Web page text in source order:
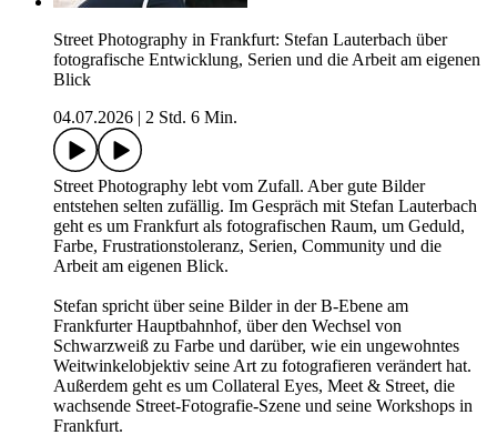
Street Photography in Frankfurt: Stefan Lauterbach über
fotografische Entwicklung, Serien und die Arbeit am eigenen
Blick
04.07.2026
2 Std. 6 Min.
Street Photography lebt vom Zufall. Aber gute Bilder
entstehen selten zufällig. Im Gespräch mit Stefan Lauterbach
geht es um Frankfurt als fotografischen Raum, um Geduld,
Farbe, Frustrationstoleranz, Serien, Community und die
Arbeit am eigenen Blick.
Stefan spricht über seine Bilder in der B-Ebene am
Frankfurter Hauptbahnhof, über den Wechsel von
Schwarzweiß zu Farbe und darüber, wie ein ungewohntes
Weitwinkelobjektiv seine Art zu fotografieren verändert hat.
Außerdem geht es um Collateral Eyes, Meet & Street, die
wachsende Street-Fotografie-Szene und seine Workshops in
Frankfurt.